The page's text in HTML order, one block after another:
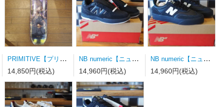
PRIMITIVE【プリミティブ】スケートボードデッキ MOTA CLASH PURPLE 8.0×31.75wb14.19
14,850円(税込)
NB numeric【ニューバランス】スケートシューズ UN808LSC
14,960円(税込)
NB numeric【ニューバランス】スケートシューズ UN340YRW 23.0ｃｍ
14,960円(税込)